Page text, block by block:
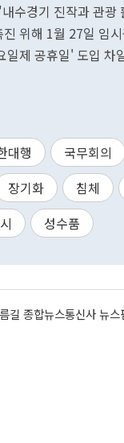
수경기 진작과 관광
위해 1월 27일 임
제 공휴일' 도입 차
대행 국무회의
장기화 침체
성수품
길 종합뉴스통신사 뉴